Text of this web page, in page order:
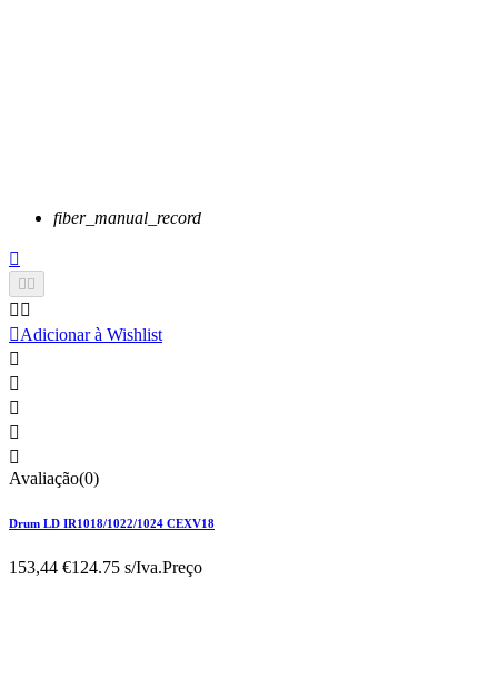
fiber_manual_record

 
 
Adicionar à Wishlist





Avaliação(0)
Drum LD IR1018/1022/1024 CEXV18
153,44 €124.75 s/Iva.Preço